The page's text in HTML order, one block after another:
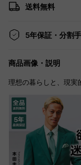
送料無料
5年保証・分割
商品画像・説明
理想の暮らしと、現実